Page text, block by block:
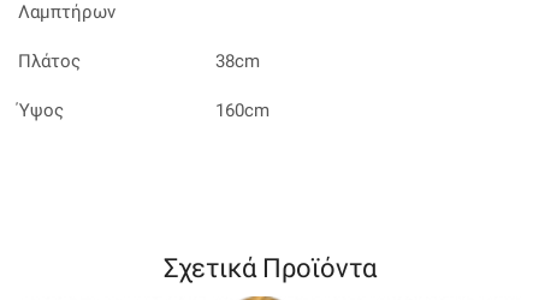
Λαμπτήρων
Πλάτος 38cm
Ύψος 160cm
Σχετικά Προϊόντα